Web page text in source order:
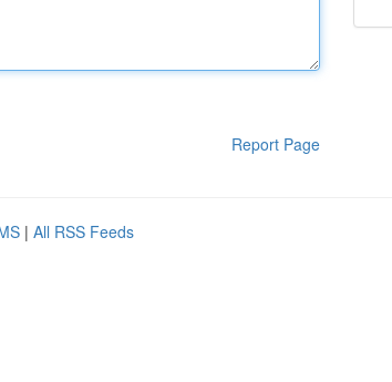
Report Page
| All RSS Feeds